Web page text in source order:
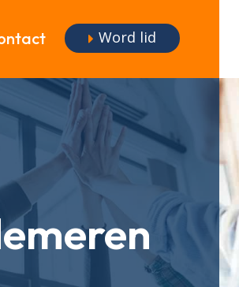
Word lid